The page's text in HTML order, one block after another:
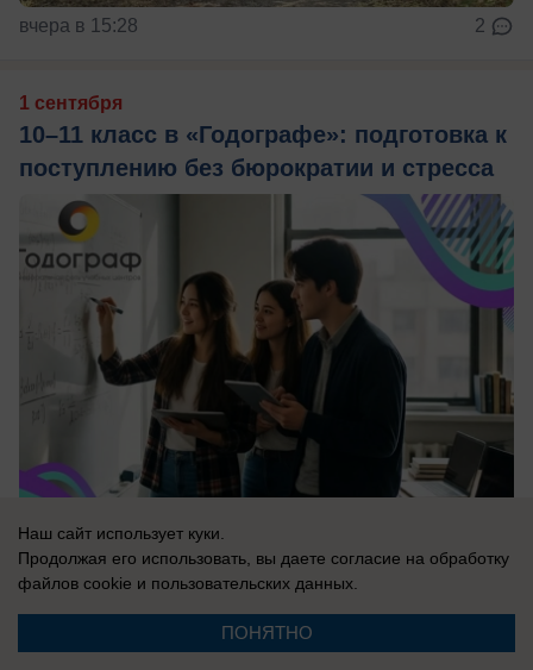
вчера в 15:28 2
1 сентября
10–11 класс в «Годографе»: подготовка к
поступлению без бюрократии и стресса
вчера в 15:00
Наш сайт использует куки.
Продолжая его использовать, вы даете согласие на обработку
файлов cookie и пользовательских данных.
ПОНЯТНО